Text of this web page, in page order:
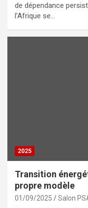
de dépendance
l’Afrique se…
2025
Transition
propre modèle
01/09/2025 Salon